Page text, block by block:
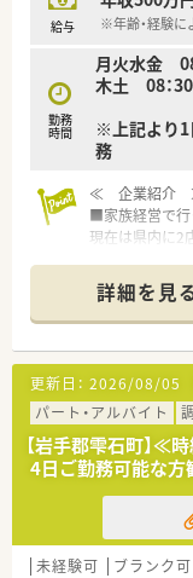
給与 ※年齢・経験に
勤務
時間
月火水金 08
木土 08：30
※上記より1
務
≪ 企業紹介
■家族経営で行
現在は県内に2
■コミュニケ
の距離が近く
≪ 薬局特徴
■小児科メイン
その他、近隣
ります。
幅広い年齢層
で丁寧な対応
■薬剤師は2名
からないこと
■JR岩手飯岡
国道4号線沿い
詳細を見
更新日： 2026/08/05
パート・アルバイト
【岩手郡雫石町】≪
4日ご勤務可能な方
未経験可 ブランク可